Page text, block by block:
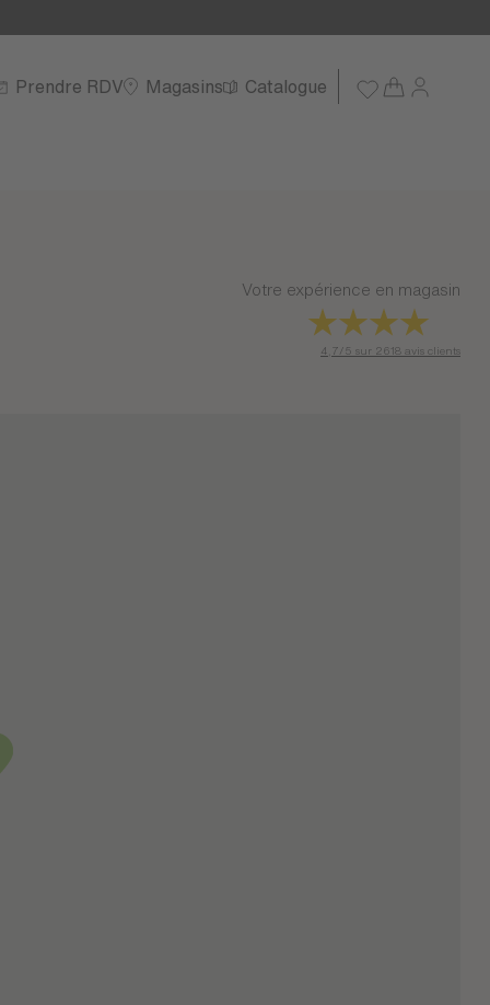
Prendre RDV Magasins Catalogue
Votre expérience en magasin
4,7/5 sur 2618 avis clients